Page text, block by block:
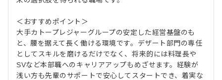
＜おすすめポイント＞
大手カトープレジャーグループの安定した経営基盤のも
と、腰を据えて長く働ける環境です。デザート部門の専任
としてスキルを磨けるだけでなく、将来的には料理長や
SVなど本部職へのキャリアアップもめざせます。経験が
浅い方も先輩のサポートで安心してスタートでき、着実な